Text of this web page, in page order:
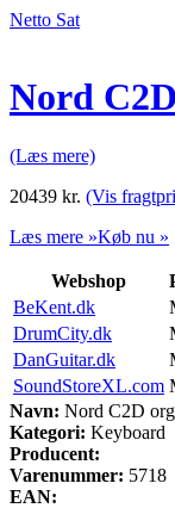
Netto Sat
Nord
(Læs mere)
20439 kr. (Vis
Læs mere »Køb nu »
Webshop
BeKent.dk
DrumCity.dk
DanGuitar.dk
SoundStoreXL.com
Navn: Nord C2D
Kategori: Keyboard
Producent:
Varenummer: 5718
EAN: